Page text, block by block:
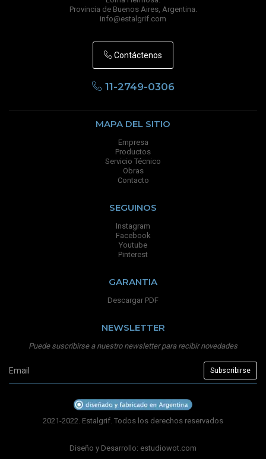
Provincia de Buenos Aires, Argentina.
info@estalgrif.com
Contáctenos
11-2749-0306
MAPA DEL SITIO
Empresa
Productos
Servicio Técnico
Obras
Contacto
SEGUINOS
Instagram
Facebook
Youtube
Pinterest
GARANTIA
Descargar PDF
NEWSLETTER
Puede suscribirse a nuestro newsletter para recibir novedades
2021-2022. Estalgrif. Todos los derechos reservados
Diseño y Desarrollo: estudiowot.com